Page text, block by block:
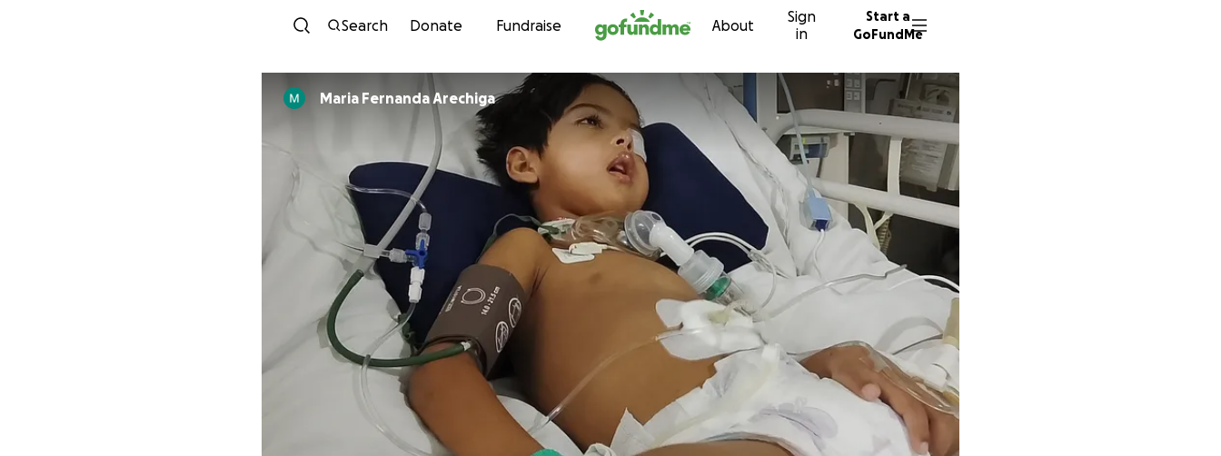
Skip to content
Search Donate Fundraise About
Sign
in
Start a
GoFundMe
Maria Fernanda Arechiga